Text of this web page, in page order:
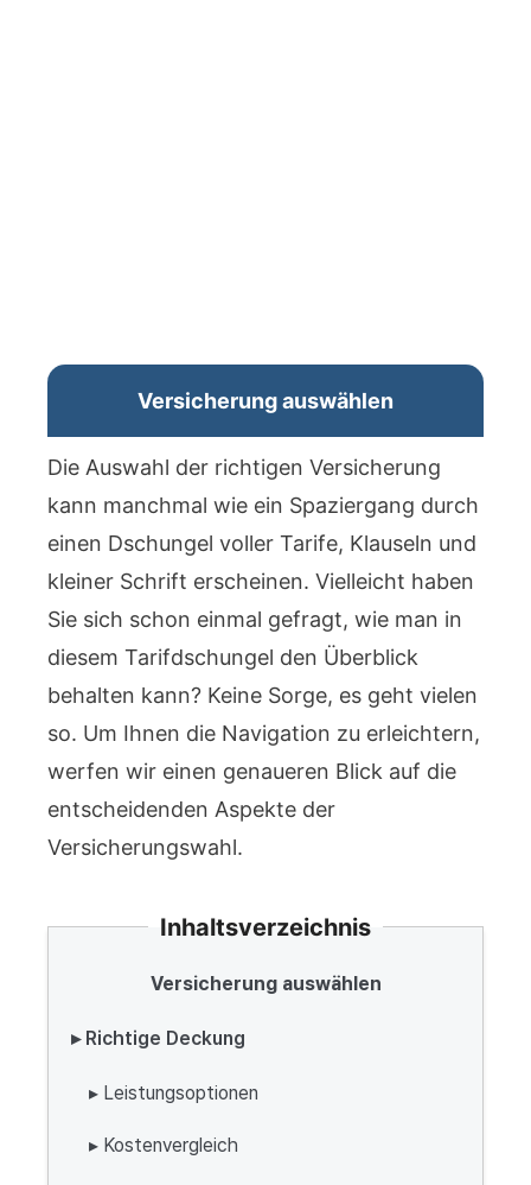
Versicherung auswählen
Die Auswahl der richtigen Versicherung
kann manchmal wie ein Spaziergang durch
einen Dschungel voller Tarife, Klauseln und
kleiner Schrift erscheinen. Vielleicht haben
Sie sich schon einmal gefragt, wie man in
diesem Tarifdschungel den Überblick
behalten kann? Keine Sorge, es geht vielen
so. Um Ihnen die Navigation zu erleichtern,
werfen wir einen genaueren Blick auf die
entscheidenden Aspekte der
Versicherungswahl.
Inhaltsverzeichnis
Versicherung auswählen
▸ Richtige Deckung
▸ Leistungsoptionen
▸ Kostenvergleich